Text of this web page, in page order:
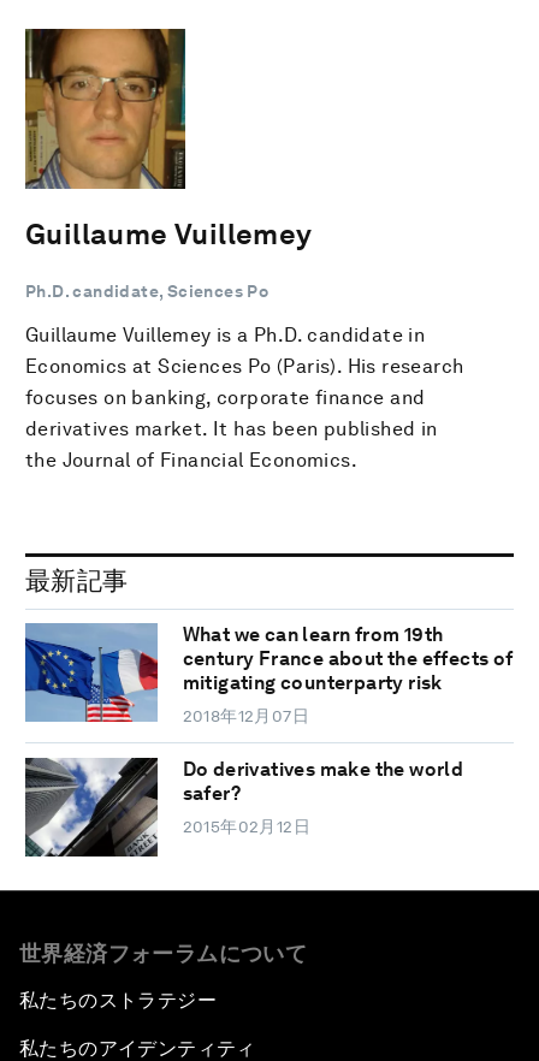
Guillaume Vuillemey
Ph.D. candidate, Sciences Po
Guillaume Vuillemey is a Ph.D. candidate in
Economics at Sciences Po (Paris). His research
focuses on banking, corporate finance and
derivatives market. It has been published in
the Journal of Financial Economics.
最新記事
What we can learn from 19th
century France about the effects of
mitigating counterparty risk
2018年12月07日
Do derivatives make the world
safer?
2015年02月12日
世界経済フォーラムについて
私たちのストラテジー
私たちのアイデンティティ